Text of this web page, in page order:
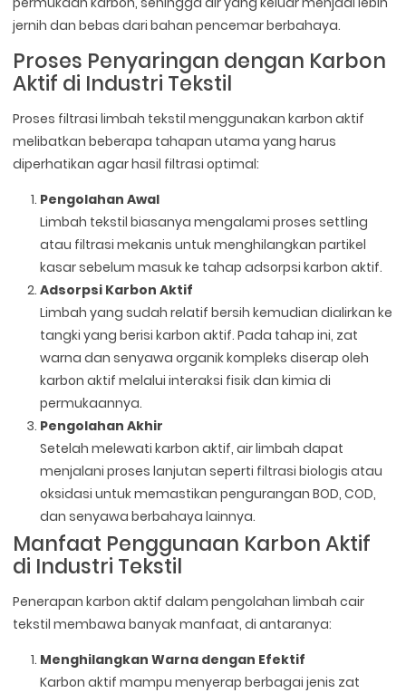
jernih dan bebas dari bahan pencemar berbahaya.
Proses Penyaringan dengan Karbon
Aktif di Industri Tekstil
Proses filtrasi limbah tekstil menggunakan karbon aktif
melibatkan beberapa tahapan utama yang harus
diperhatikan agar hasil filtrasi optimal:
Pengolahan Awal
Limbah tekstil biasanya mengalami proses settling
atau filtrasi mekanis untuk menghilangkan partikel
kasar sebelum masuk ke tahap adsorpsi karbon aktif.
Adsorpsi Karbon Aktif
Limbah yang sudah relatif bersih kemudian dialirkan ke
tangki yang berisi karbon aktif. Pada tahap ini, zat
warna dan senyawa organik kompleks diserap oleh
karbon aktif melalui interaksi fisik dan kimia di
permukaannya.
Pengolahan Akhir
Setelah melewati karbon aktif, air limbah dapat
menjalani proses lanjutan seperti filtrasi biologis atau
oksidasi untuk memastikan pengurangan BOD, COD,
dan senyawa berbahaya lainnya.
Manfaat Penggunaan Karbon Aktif
di Industri Tekstil
Penerapan karbon aktif dalam pengolahan limbah cair
tekstil membawa banyak manfaat, di antaranya:
Menghilangkan Warna dengan Efektif
Karbon aktif mampu menyerap berbagai jenis zat